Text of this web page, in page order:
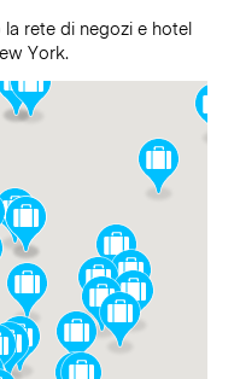
rete di negozi e hotel
York.